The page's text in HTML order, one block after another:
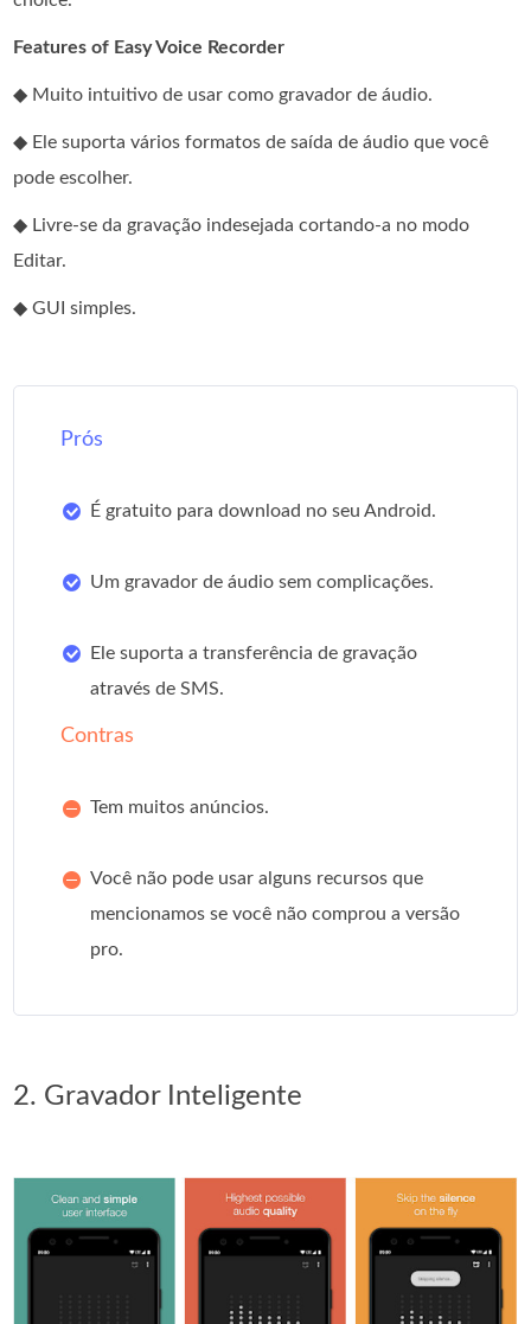
Features of Easy Voice Recorder
◆ Muito intuitivo de usar como gravador de áudio.
◆ Ele suporta vários formatos de saída de áudio que você
pode escolher.
◆ Livre-se da gravação indesejada cortando-a no modo
Editar.
◆ GUI simples.
Prós
É gratuito para download no seu Android.
Um gravador de áudio sem complicações.
Ele suporta a transferência de gravação
através de SMS.
Contras
Tem muitos anúncios.
Você não pode usar alguns recursos que
mencionamos se você não comprou a versão
pro.
2. Gravador Inteligente